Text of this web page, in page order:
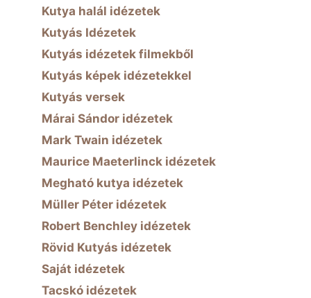
Kutya halál idézetek
Kutyás Idézetek
Kutyás idézetek filmekből
Kutyás képek idézetekkel
Kutyás versek
Márai Sándor idézetek
Mark Twain idézetek
Maurice Maeterlinck idézetek
Megható kutya idézetek
Müller Péter idézetek
Robert Benchley idézetek
Rövid Kutyás idézetek
Saját idézetek
Tacskó idézetek